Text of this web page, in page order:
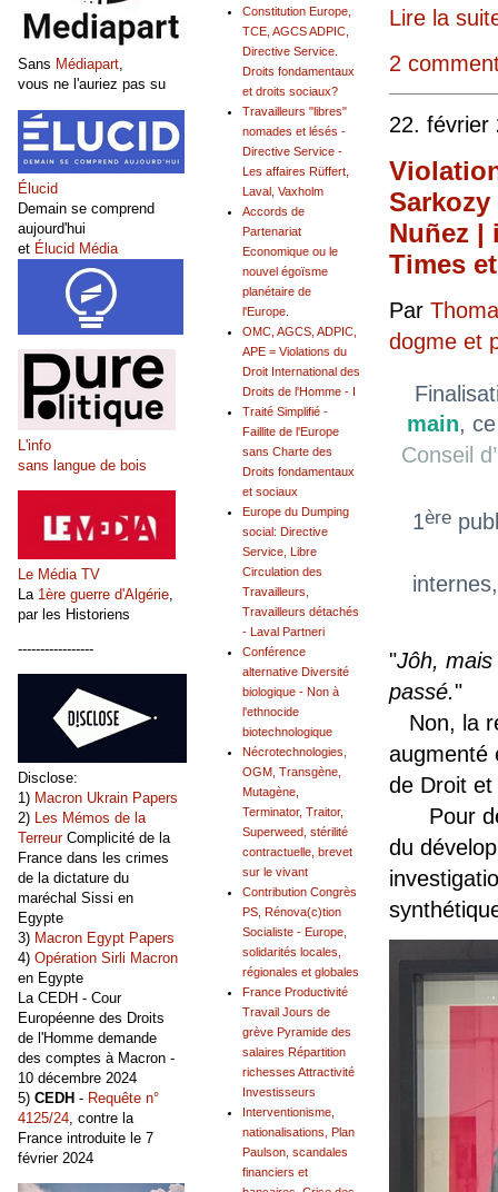
Lire la
2
22. février
Nuñez |
Times
Par
dogme et
main,
Conseil
1ère
"Jôh,
passé."
Non, la
augmenté
de Droit
Pour
du
Constitution Europe,
TCE, AGCS ADPIC,
Directive Service.
Droits fondamentaux
et droits sociaux?
Travailleurs "libres"
nomades et lésés -
Directive Service -
Les affaires Rüffert,
Laval, Vaxholm
Accords de
Partenariat
Economique ou le
nouvel égoïsme
planétaire de
l'Europe.
OMC, AGCS, ADPIC,
APE = Violations du
Droit International des
Droits de l'Homme - I
Traité Simplifié -
Faillite de l'Europe
sans Charte des
Droits fondamentaux
et sociaux
Europe du Dumping
social: Directive
Service, Libre
Circulation des
Travailleurs,
Travailleurs détachés
- Laval Partneri
Conférence
alternative Diversité
biologique - Non à
l'ethnocide
biotechnologique
Nécrotechnologies,
OGM, Transgène,
Mutagène,
Terminator, Traitor,
Superweed, stérilité
contractuelle, brevet
sur le vivant
Contribution Congrès
PS, Rénova(c)tion
Socialiste - Europe,
solidarités locales,
régionales et globales
France Productivité
Travail Jours de
grève Pyramide des
salaires Répartition
richesses Attractivité
Investisseurs
Interventionisme,
nationalisations, Plan
Paulson, scandales
financiers et
Sans Médiapart,
vous ne l'auriez pas su
Élucid
Demain se comprend
aujourd'hui
et Élucid Média
L'info
sans langue de bois
Le Média TV
La 1ère guerre d'Algérie
par les Historiens
-----------------
Disclose:
1) Macron Ukrain Papers
2) Les Mémos de la
TerreurComplicité de la
France dans les crimes
de la dictature du
maréchal Sissi en
Egypte
3) Macron Egypt Papers
4) Opération Sirli Macron
en Egypte
La CEDH - Cour
Européenne des Droits
de l'Homme demande
des comptes à Macron -
10 décembre 2024
5) CEDH - Requête n°
4125/24, contre la
France introduite le 7
février 2024